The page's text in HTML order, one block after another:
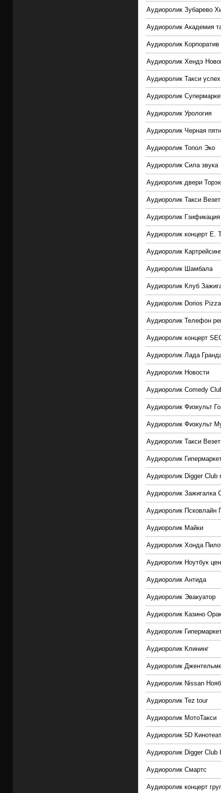
Аудиоролик Зубарево
Аудиоролик Академия
Аудиоролик Корпоратив
Аудиоролик Хендэ
Аудиоролик Такси успех
Аудиоролик
Аудиоролик Урология
Аудиоролик Черная
Аудиоролик Топол Эко
Аудиоролик Сила звука
Аудиоролик двери
Аудиоролик Такси
Аудиоролик Гзификация
Аудиоролик концерт Е.
Аудиоролик Картрейсинг
Аудиоролик Шамбала
Аудиоролик Клуб
Аудиоролик Dorios Pizza
Аудиоролик Телефон
Аудиоролик концерт
Аудиоролик Лада
Аудиоролик Новости
Аудиоролик Comedy
Аудиоролик Физкульт
Аудиоролик Физкульт
Аудиоролик Такси
Аудиоролик
Аудиоролик Digger Club
Аудиоролик Зажигалка
Аудиоролик Псковлайн
Аудиоролик Майки
Аудиоролик Хонда
Аудиоролик Ноутбук
Аудиоролик Антида
Аудиоролик Эвакуатор
Аудиоролик Казино
Аудиоролик
Аудиоролик Клининг
Аудиоролик
Аудиоролик Nissan
Аудиоролик Tez tour
Аудиоролик МотоТакси
Аудиоролик 5D
Аудиоролик Digger Club
Аудиоролик Смартс
Аудиоролик концерт